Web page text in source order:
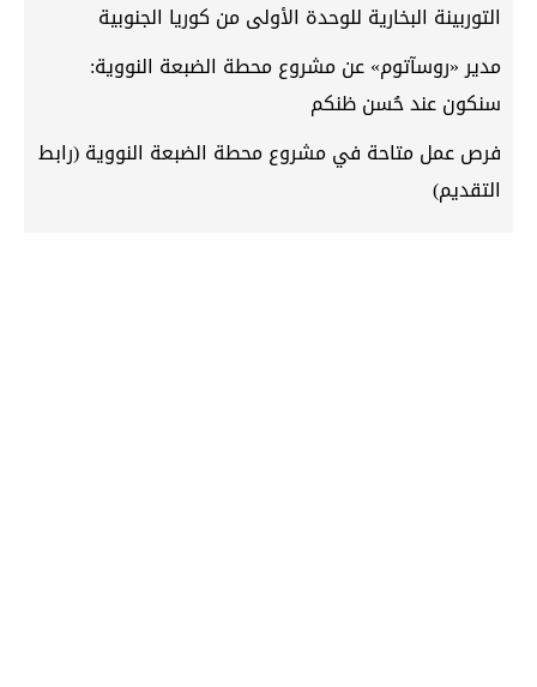
التوربينة البخارية للوحدة الأولى من كوريا الجنوبية
مدير «روسآتوم» عن مشروع محطة الضبعة النووية:
سنكون عند حُسن ظنكم
فرص عمل متاحة في مشروع محطة الضبعة النووية (رابط
التقديم)